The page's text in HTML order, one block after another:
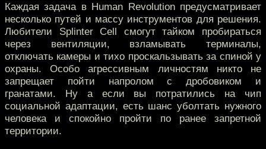
Каждая задача в Human Revolution предусматривает
несколько путей и массу инструментов для решения.
Любители Splinter Cell смогут тайком пробираться
через вентиляции, взламывать терминалы,
отключать камеры и тихо проскальзывать за спиной у
охраны. Особо агрессивным личностям никто не
запрещает пойти напролом с дробовиком и
гранатами. Ну а если вы потратились на чип
социальной адаптации, есть шанс уболтать нужного
человека и спокойно пройти по ранее запретной
территории.